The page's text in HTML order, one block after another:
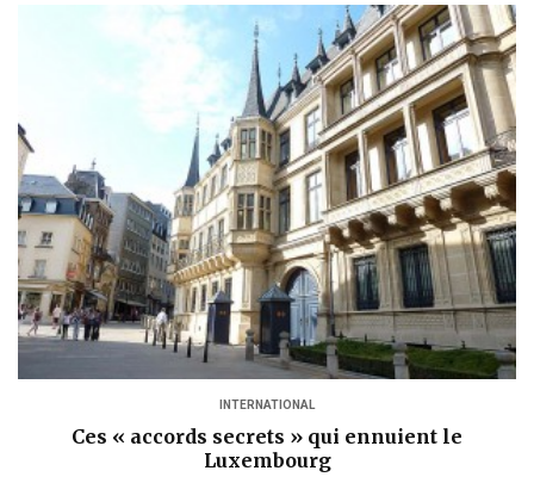
INTERNATIONAL
Ces « accords secrets » qui ennuient le
Luxembourg